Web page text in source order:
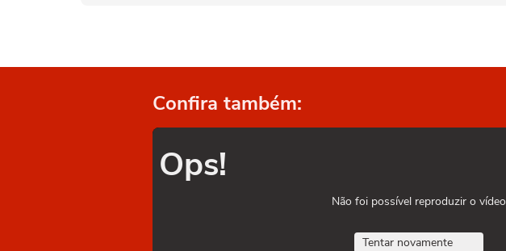
Confira também:
Ops!
Não foi possível reproduzir o vídeo
Tentar novamente